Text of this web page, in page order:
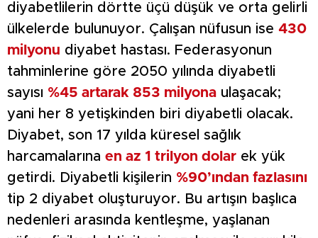
diyabetlilerin dörtte üçü düşük ve orta gelirli
ülkelerde bulunuyor. Çalışan nüfusun ise 430
milyonu diyabet hastası. Federasyonun
tahminlerine göre 2050 yılında diyabetli
sayısı %45 artarak 853 milyona ulaşacak;
yani her 8 yetişkinden biri diyabetli olacak.
Diyabet, son 17 yılda küresel sağlık
harcamalarına en az 1 trilyon dolar ek yük
getirdi. Diyabetli kişilerin %90’ından fazlasını
tip 2 diyabet oluşturuyor. Bu artışın başlıca
nedenleri arasında kentleşme, yaşlanan